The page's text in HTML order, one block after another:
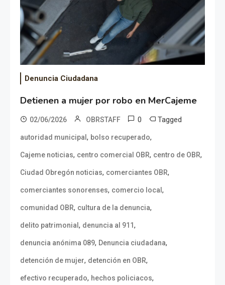
Denuncia Ciudadana
Detienen a mujer por robo en MerCajeme
02/06/2026 OBRSTAFF 0 Tagged
autoridad municipal , bolso recuperado,
Cajeme noticias, centro comercial OBR, centro de OBR,
Ciudad Obregón noticias, comerciantes OBR,
comerciantes sonorenses, comercio local ,
comunidad OBR, cultura de la denuncia,
delito patrimonial , denuncia al 911,
denuncia anónima 089, Denuncia ciudadana,
detención de mujer, detención en OBR,
efectivo recuperado, hechos policiacos,